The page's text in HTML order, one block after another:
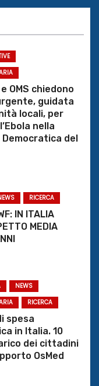
OMS chiedono
guidata
locali, per
nella
Democratica del
RICERCA
IN ITALIA
MEDIA
NEWS
RICERCA
spesa
in Italia. 10
dei cittadini
OsMed